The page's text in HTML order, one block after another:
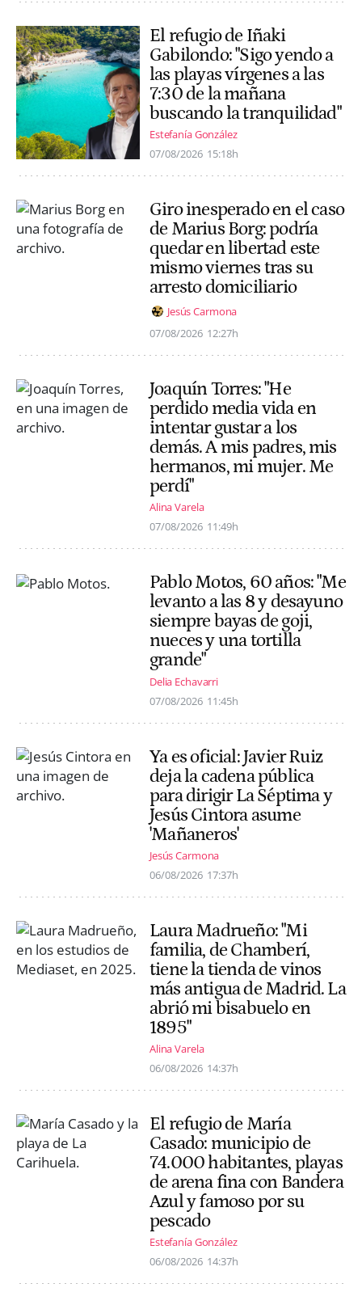
El refugio de Iñaki
Gabilondo: "Sigo yendo a
las playas vírgenes a las
7:30 de la mañana
buscando la tranquilidad"
Estefanía González
07/08/2026 15:18h
Giro inesperado en el caso
de Marius Borg: podría
quedar en libertad este
mismo viernes tras su
arresto domiciliario
Jesús Carmona
07/08/2026 12:27h
Joaquín Torres: "He
perdido media vida en
intentar gustar a los
demás. A mis padres, mis
hermanos, mi mujer. Me
perdí"
Alina Varela
07/08/2026 11:49h
Pablo Motos, 60 años: "Me
levanto a las 8 y desayuno
siempre bayas de goji,
nueces y una tortilla
grande"
Delia Echavarri
07/08/2026 11:45h
Ya es oficial: Javier Ruiz
deja la cadena pública
para dirigir La Séptima y
Jesús Cintora asume
'Mañaneros'
Jesús Carmona
06/08/2026 17:37h
Laura Madrueño: "Mi
familia, de Chamberí,
tiene la tienda de vinos
más antigua de Madrid. La
abrió mi bisabuelo en
1895"
Alina Varela
06/08/2026 14:37h
El refugio de María
Casado: municipio de
74.000 habitantes, playas
de arena fina con Bandera
Azul y famoso por su
pescado
Estefanía González
06/08/2026 14:37h